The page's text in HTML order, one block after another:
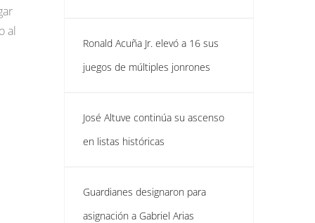
al
Ronald Acuña Jr. elevó a 16 sus
juegos de múltiples jonrones
José Altuve continúa su ascenso
en listas históricas
Guardianes designaron para
asignación a Gabriel Arias